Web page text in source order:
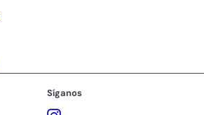
Síganos